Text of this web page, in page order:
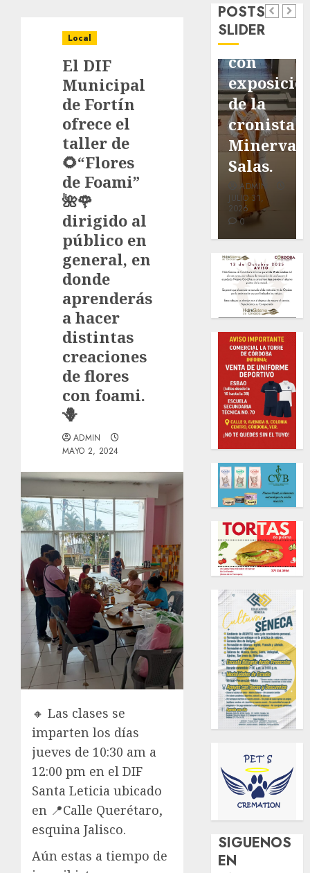
Local
El DIF
Municipal
de Fortín
ofrece el
taller de
🌻“Flores
de Foami”
🌺🌹
dirigido al
público en
general, en
donde
aprenderás
a hacer
distintas
creaciones
de flores
con foami.
🪻
ADMIN
MAYO 2, 2024
🔸 Las clases se
imparten los días
jueves de 10:30 am a
12:00 pm en el DIF
Santa Leticia ubicado
en 📍Calle Querétaro,
esquina Jalisco.
Aún estas a tiempo de
POSTS
SLIDER
pavimentación
de San
Marcial
será
mejorada.
Interviene
CASF
ADMIN
JULIO 27,
2026
0
exposición
de Don
Antonio
Ruiz
Galindo,
de
nuestra
ciudad.
ADMIN
JULIO 30,
2026
0
SIGUENOS
EN